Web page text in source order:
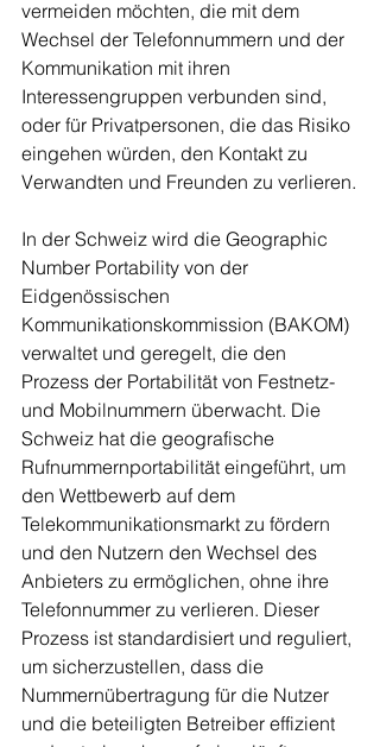
vermeiden möchten, die mit dem
Wechsel der Telefonnummern und der
Kommunikation mit ihren
Interessengruppen verbunden sind,
oder für Privatpersonen, die das Risiko
eingehen würden, den Kontakt zu
Verwandten und Freunden zu verlieren.
In der Schweiz wird die Geographic
Number Portability von der
Eidgenössischen
Kommunikationskommission (BAKOM)
verwaltet und geregelt, die den
Prozess der Portabilität von Festnetz-
und Mobilnummern überwacht. Die
Schweiz hat die geografische
Rufnummernportabilität eingeführt, um
den Wettbewerb auf dem
Telekommunikationsmarkt zu fördern
und den Nutzern den Wechsel des
Anbieters zu ermöglichen, ohne ihre
Telefonnummer zu verlieren. Dieser
Prozess ist standardisiert und reguliert,
um sicherzustellen, dass die
Nummernübertragung für die Nutzer
und die beteiligten Betreiber effizient